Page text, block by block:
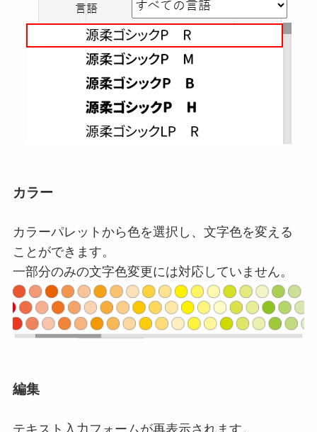
カラー
カラーパレットから色を選択し、文字色を変える
ことができます。
一部分のみの文字色変更には対応していません。
編集
テキスト入力フォームが再表示されます。